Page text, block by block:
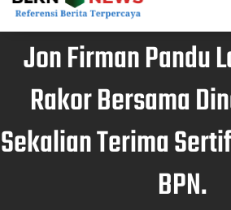
Jon Firman Pandu
Rakor Bersama
Sekalian Terima
BPN.